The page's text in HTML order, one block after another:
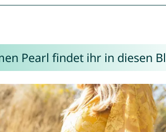
Pearl findet ihr in diesen